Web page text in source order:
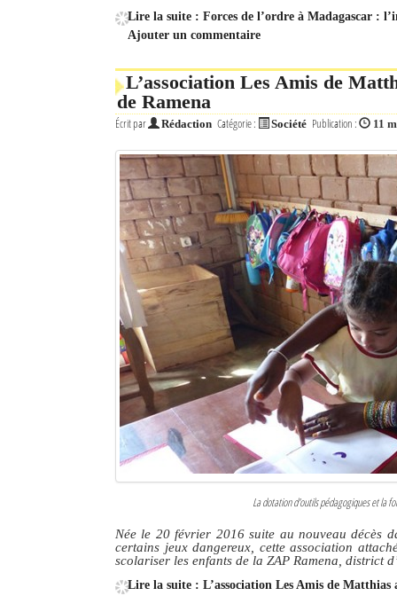
Connexion
Identifiant oublié ?
Mot de passe oublié ?
Lire la suite : Forces de l’ordre à Madagascar :
Ajouter un commentaire
L’association Les Amis de
de Ramena
Écrit par Rédaction Catégorie : Société Publication : 11
La dotation d'outils pédagogiques et la
Née le 20 février 2016 suite au nouveau décès
certains jeux dangereux, cette association
scolariser les enfants de la ZAP Ramena, district
Lire la suite : L’association Les Amis de